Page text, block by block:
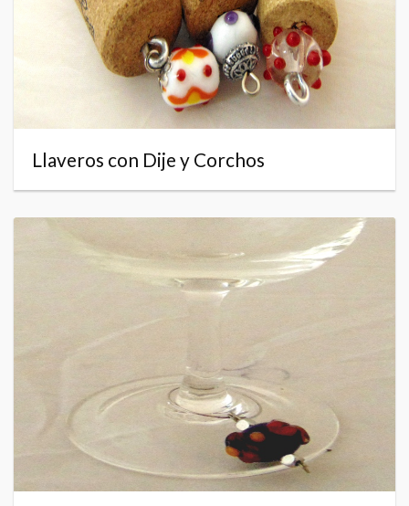
Llaveros con Dije y Corchos